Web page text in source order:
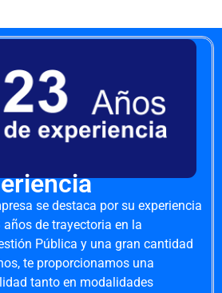
se destaca por su experiencia
de trayectoria en la
Pública y una gran cantidad
te proporcionamos una
tanto en modalidades